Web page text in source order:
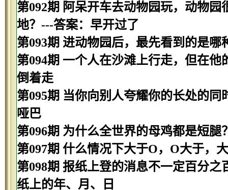
第092期 阿呆开车去动物园玩，动物
地？---答案：早开过了
第093期 进动物园后，最先看到的是哪
第094期 一个人在沙滩上行走，但在
倒着走
第095期 当你向别人夸耀你的长处的
哑巴
第096期 为什么全世界的母鸡都是短
第097期 什么情况下大于O，O大于，
第098期 报纸上登的消息不一定百分
纸上的年、月、日